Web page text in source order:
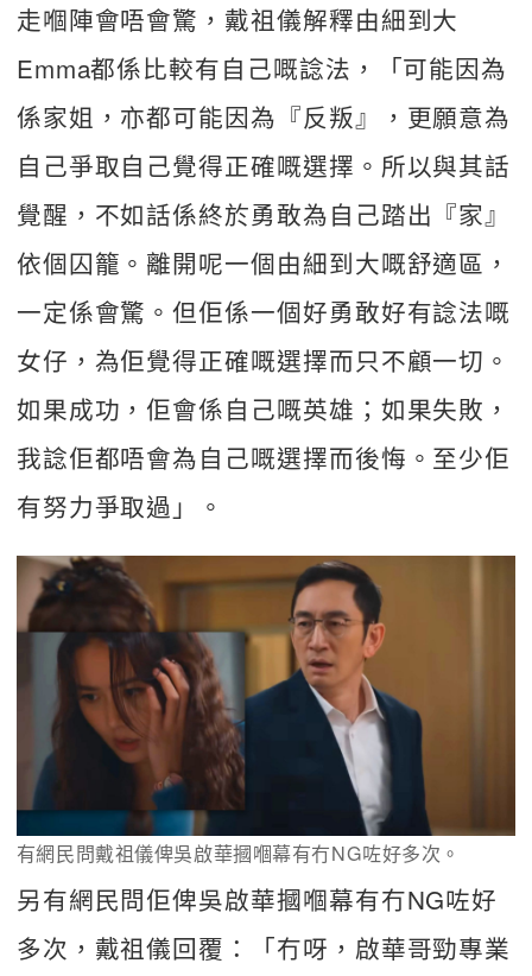
走嗰陣會唔會驚，戴祖儀解釋由細到大
Emma都係比較有自己嘅諗法，「可能因為
係家姐，亦都可能因為『反叛』，更願意為
自己爭取自己覺得正確嘅選擇。所以與其話
覺醒，不如話係終於勇敢為自己踏出『家』
依個囚籠。離開呢一個由細到大嘅舒適區，
一定係會驚。但佢係一個好勇敢好有諗法嘅
女仔，為佢覺得正確嘅選擇而只不顧一切。
如果成功，佢會係自己嘅英雄；如果失敗，
我諗佢都唔會為自己嘅選擇而後悔。至少佢
有努力爭取過」。
有網民問戴祖儀俾吳啟華摑嗰幕有冇NG咗好多次。
另有網民問佢俾吳啟華摑嗰幕有冇NG咗好
多次，戴祖儀回覆：「冇呀，啟華哥勁專業